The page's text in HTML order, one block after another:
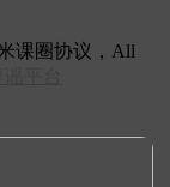
课圈协议，All